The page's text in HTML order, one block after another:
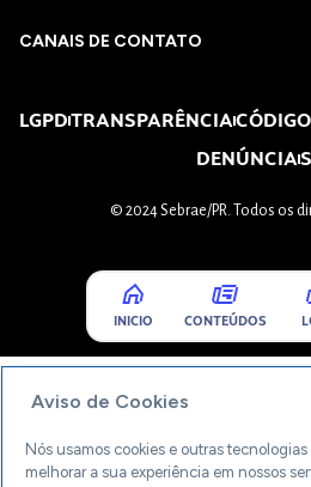
CANAIS DE CONTATO
LGPDTRANSPARÊNCIA
DENÚNCIA
© 2024 Sebrae/PR. Todos os
INICIO CONTEÚDOS
Aviso de Cookies
Nós usamos cookies e outras
melhorar a sua experiência em nossos